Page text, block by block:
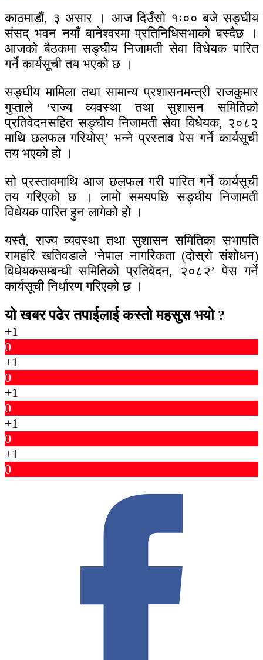
काठमाडौं, ३ असार । आज दिउँसो १ः०० बजे सङ्घीय
संसद् भवन नयाँ बानेश्वरमा प्रतिनिधिसभाको बस्दैछ ।
आजको बैठकमा सङ्घीय निजामती सेवा विधेयक पारित
गर्ने कार्यसूची तय भएको छ ।
सङ्घीय मामिला तथा सामान्य प्रशासनमन्त्री राजकुमार
गुप्ताले ‘राज्य व्यवस्था तथा सुशासन समितिको
प्रतिवेदनसहित सङ्घीय निजामती सेवा विधेयक, २०८२
माथि छलफल गरियोस्’ भन्ने प्रस्ताव पेस गर्ने कार्यसूची
तय भएको हो ।
सो प्रस्तावमाथि आज छलफल गरी पारित गर्ने कार्यसूची
तय गरिएको छ । लामो समयपछि सङ्घीय निजामती
विधेयक पारित हुन लागेको हो ।
यस्तै, राज्य व्यवस्था तथा सुशासन समितिका सभापति
रामहरि खतिवडाले ‘नेपाल नागरिकता (दोस्रो संशोधन)
विधेयकसम्बन्धी समितिको प्रतिवेदन, २०८२’ पेस गर्ने
कार्यसूची निर्धारण गरिएको छ ।
यो खबर पढेर तपाईलाई कस्तो महसुस भयो ?
+1
0
+1
0
+1
0
+1
0
+1
0